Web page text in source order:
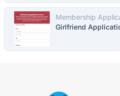
Membership
Girlfriend